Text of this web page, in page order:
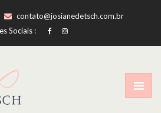
contato@josianedetsch.com.br
Sociais :